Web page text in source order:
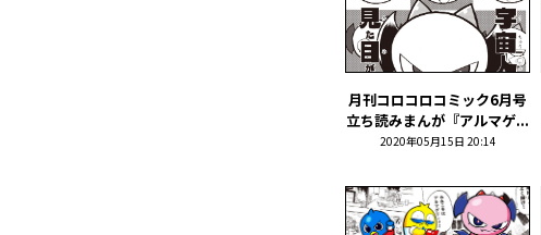
月刊コロコロコミック6月号
立ち読みまんが『アルマゲ...
2020年05月15日 20:14